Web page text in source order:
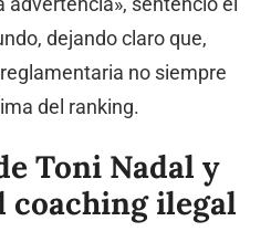
advertencia», sentenció el
dejando claro que,
no siempre
del ranking.
Toni Nadal y
coaching ilegal